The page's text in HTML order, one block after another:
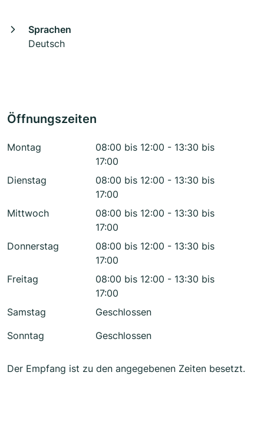
Sprachen
Deutsch
Öffnungszeiten
Montag
08:00 bis 12:00 - 13:30 bis
17:00
Dienstag
08:00 bis 12:00 - 13:30 bis
17:00
Mittwoch
08:00 bis 12:00 - 13:30 bis
17:00
Donnerstag
08:00 bis 12:00 - 13:30 bis
17:00
Freitag
08:00 bis 12:00 - 13:30 bis
17:00
Samstag
Geschlossen
Sonntag
Geschlossen
Der Empfang ist zu den angegebenen Zeiten besetzt.